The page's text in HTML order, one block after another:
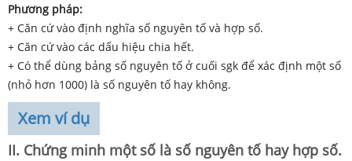
Phương pháp:
+ Căn cứ vào định nghĩa số nguyên tố và hợp số.
+ Căn cứ vào các dấu hiệu chia hết.
+ Có thể dùng bảng số nguyên tố ở cuối sgk để xác định một số
(nhỏ hơn 1000) là số nguyên tố hay không.
Xem ví dụ
II. Chứng minh một số là số nguyên tố hay hợp số.